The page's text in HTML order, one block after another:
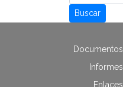
Buscar
Documentos
Informes
Enlaces